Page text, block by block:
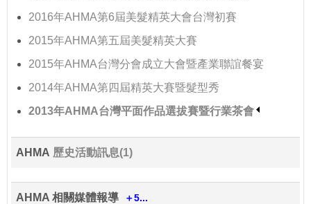
2016年AHMA第6屆美髮精英大會台灣初賽
2015年AHMA第五屆美髮精英大賽
2015年AHMA台灣分會成立大會暨產業聯誼餐宴
2014年AHMA第四屆精英大賽暨髮型秀
2013年AHMA台灣平面作品選拔賽暨行業茶會
AHMA 歷史活動訊息(1)
AHMA 相關媒體報導 ＋5...